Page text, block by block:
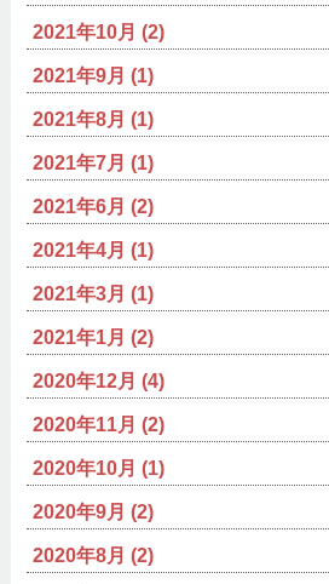
2021年10月 (2)
2021年9月 (1)
2021年8月 (1)
2021年7月 (1)
2021年6月 (2)
2021年4月 (1)
2021年3月 (1)
2021年1月 (2)
2020年12月 (4)
2020年11月 (2)
2020年10月 (1)
2020年9月 (2)
2020年8月 (2)